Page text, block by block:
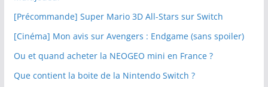
[Précommande] Super Mario 3D All-Stars sur Switch
[Cinéma] Mon avis sur Avengers : Endgame (sans spoiler)
Ou et quand acheter la NEOGEO mini en France ?
Que contient la boite de la Nintendo Switch ?